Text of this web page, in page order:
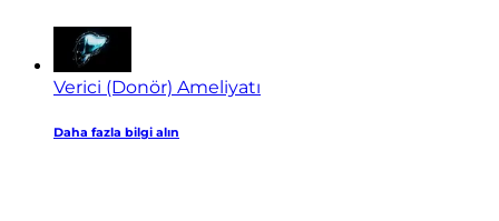
Verici (Donör) Ameliyatı
Daha fazla bilgi alın